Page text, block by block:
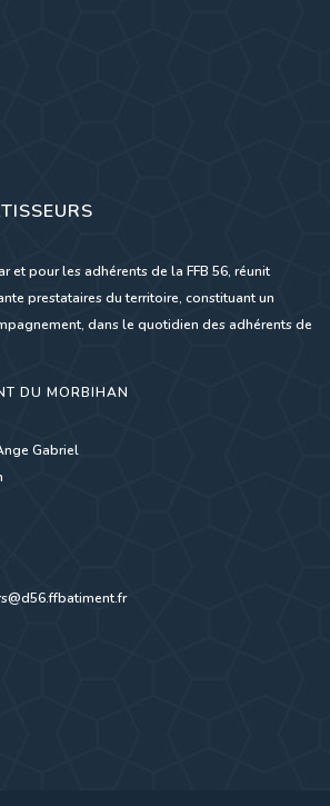
et pour les adhérents de la FFB 56, réunit
prestataires du territoire, constituant un
dans le quotidien des adhérents de
DU MORBIHAN
Gabriel